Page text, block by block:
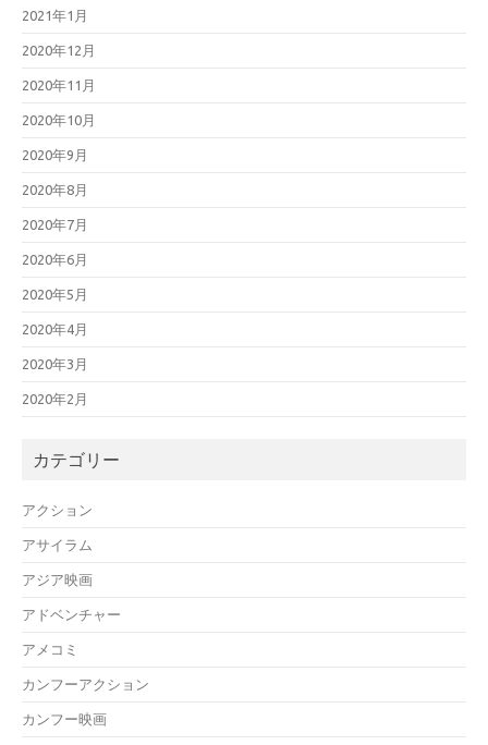
2021年1月
2020年12月
2020年11月
2020年10月
2020年9月
2020年8月
2020年7月
2020年6月
2020年5月
2020年4月
2020年3月
2020年2月
カテゴリー
アクション
アサイラム
アジア映画
アドベンチャー
アメコミ
カンフーアクション
カンフー映画